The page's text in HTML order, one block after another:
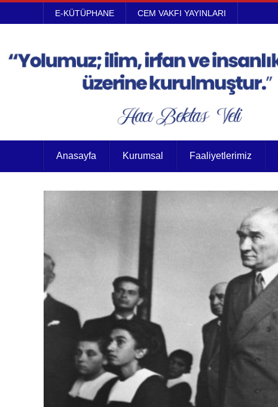
E-KÜTÜPHANE CEM VAKFI YAYINLARI
Anasayfa Kurumsal Faaliyetlerimiz